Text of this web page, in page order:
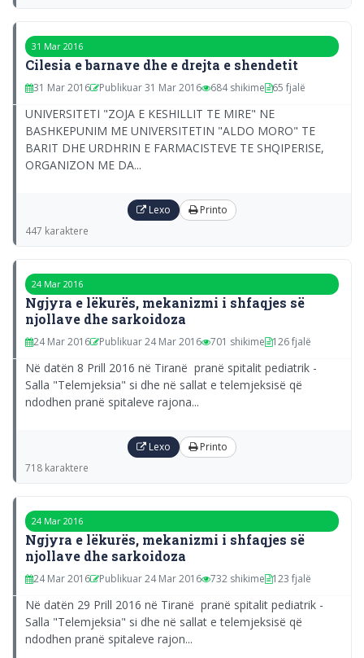
31 Mar 2016
Cilesia e barnave dhe e drejta e shendetit
31 Mar 2016 Publikuar 31 Mar 2016 684 shikime 65 fjalë
UNIVERSITETI "ZOJA E KESHILLIT TE MIRE" NE
BASHKEPUNIM ME UNIVERSITETIN "ALDO MORO" TE
BARIT DHE URDHRIN E FARMACISTEVE TE SHQIPERISE,
ORGANIZON ME DA...
Lexo Printo
447 karaktere
24 Mar 2016
Ngjyra e lëkurës, mekanizmi i shfaqjes së
njollave dhe sarkoidoza
24 Mar 2016 Publikuar 24 Mar 2016 701 shikime 126 fjalë
Në datën 8 Prill 2016 në Tiranë pranë spitalit pediatrik -
Salla "Telemjeksia" si dhe në sallat e telemjeksisë që
ndodhen pranë spitaleve rajona...
Lexo Printo
718 karaktere
24 Mar 2016
Ngjyra e lëkurës, mekanizmi i shfaqjes së
njollave dhe sarkoidoza
24 Mar 2016 Publikuar 24 Mar 2016 732 shikime 123 fjalë
Në datën 29 Prill 2016 në Tiranë pranë spitalit pediatrik -
Salla "Telemjeksia" si dhe në sallat e telemjeksisë që
ndodhen pranë spitaleve rajon...